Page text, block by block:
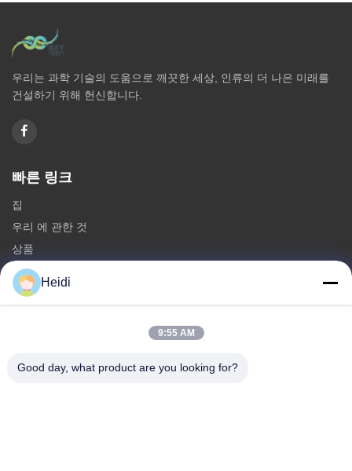
우리는 과학 기술의 도움으로 깨끗한 세상, 인류의 더 나은 미래를
건설하기 위해 헌신합니다.
빠른 링크
집
우리 에 관한 것
상품
저희와 연락
난연성 폴리에스테르 스테이플 섬유
Heidi
9:55 AM
Good day, what product are you looking for?